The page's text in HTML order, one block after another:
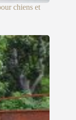
chiens et